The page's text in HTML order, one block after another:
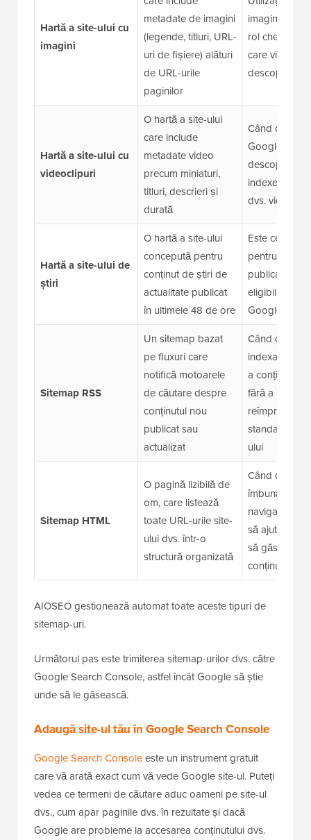
Hartă a site-ului cu
imagini
metadate de imagini
(legende, titluri, URL-
uri de fișiere) alături
de URL-urile
paginilor
imaginile
rol cheie în
care
descoperă
Hartă a site-ului cu
videoclipuri
O hartă a site-ului
care include
metadate video
precum miniaturi,
titluri, descrieri și
durată
Când doriți ca
Google să
descopere și
indexeze
dvs. video
Hartă a site-ului de
știri
O hartă a site-ului
concepută pentru
conținut de știri de
actualitate publicat
în ultimele 48 de ore
Este cel mai
pentru dvs.
publicați
eligibil pentru
Google News
Sitemap RSS
Un sitemap bazat
pe fluxuri care
notifică motoarele
de căutare despre
conținutul nou
publicat sau
actualizat
Când doriți o
indexare mai
a conținutului
fără a
standard a
ului
Sitemap HTML
O pagină lizibilă de
om, care listează
toate URL-urile site-
ului dvs. într-o
structură organizată
Când doriți să
îmbunătățiți
navigarea
să ajutați
să găsească
conținut
AIOSEO gestionează automat toate aceste tipuri de
sitemap-uri.
Următorul pas este trimiterea sitemap-urilor dvs. către
Google Search Console, astfel încât Google să știe
unde să le găsească.
Adaugă site-ul tău în Google Search Console
Google Search Consoleeste un instrument gratuit
care vă arată exact cum vă vede Google site-ul. Puteți
vedea ce termeni de căutare aduc oameni pe site-ul
dvs., cum apar paginile dvs. în rezultate și dacă
Google are probleme la accesarea conținutului dvs.